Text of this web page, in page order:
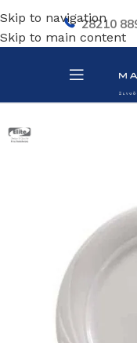
Skip to navigation
Skip to main content
28210
Αρχική σελίδα/